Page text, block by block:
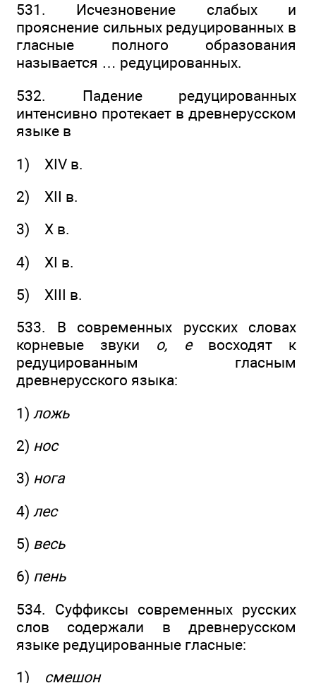
531. Исчезновение слабых и
прояснение сильных редуцированных в
гласные полного образования
называется … редуцированных.
532. Падение редуцированных
интенсивно протекает в древнерусском
языке в
1) XIV в.
2) XII в.
3) Х в.
4) XI в.
5) XIII в.
533. В современных русских словах
корневые звуки о, евосходят к
редуцированным гласным
древнерусского языка:
1) ложь
2) нос
3) нога
4) лес
5) весь
6) пень
534. Суффиксы современных русских
слов содержали в древнерусском
языке редуцированные гласные:
1) смешон